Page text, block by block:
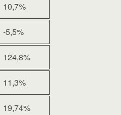
10,7%
-5,5%
124,8%
11,3%
19,74%